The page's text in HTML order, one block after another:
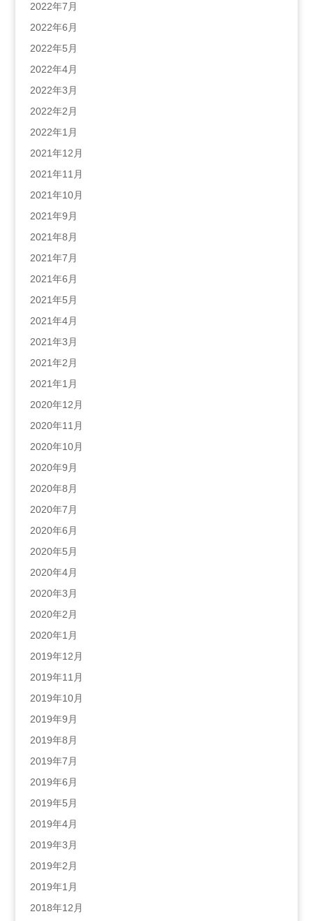
2022年7月
2022年6月
2022年5月
2022年4月
2022年3月
2022年2月
2022年1月
2021年12月
2021年11月
2021年10月
2021年9月
2021年8月
2021年7月
2021年6月
2021年5月
2021年4月
2021年3月
2021年2月
2021年1月
2020年12月
2020年11月
2020年10月
2020年9月
2020年8月
2020年7月
2020年6月
2020年5月
2020年4月
2020年3月
2020年2月
2020年1月
2019年12月
2019年11月
2019年10月
2019年9月
2019年8月
2019年7月
2019年6月
2019年5月
2019年4月
2019年3月
2019年2月
2019年1月
2018年12月